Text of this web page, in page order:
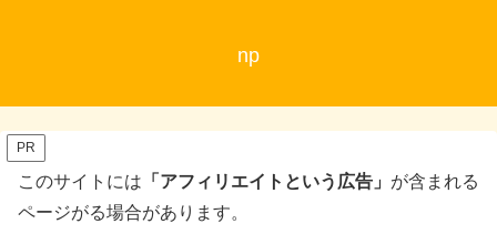
np
PR
このサイトには 「アフィリエイトという広告」 が含まれる
ページがる場合があります。